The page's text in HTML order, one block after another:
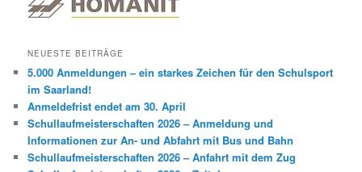
NEUESTE BEITRÄGE
5.000 Anmeldungen – ein starkes Zeichen für den Schulsport
im Saarland!
Anmeldefrist endet am 30. April
Schullaufmeisterschaften 2026 – Anmeldung und
Informationen zur An- und Abfahrt mit Bus und Bahn
Schullaufmeisterschaften 2026 – Anfahrt mit dem Zug